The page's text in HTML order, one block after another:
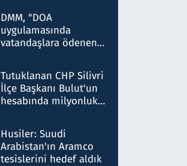
DMM, "DOA
uygulamasında
vatandaşlara ödenen
düşürüldüğü" iddiasını
yalanladı
Tutuklanan CHP Silivri
İlçe Başkanı Bulut'un
hesabında milyonluk
talimat verdi, ben
gönderdim
Husiler: Suudi
Arabistan'ın Aramco
tesislerini hedef aldık